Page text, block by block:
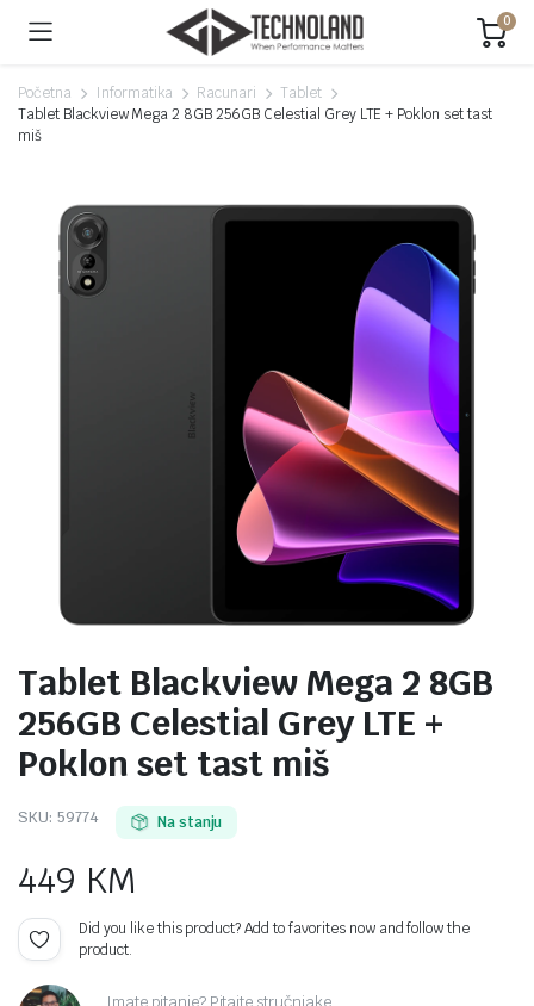
0
Početna Informatika Racunari
Tablet
Tablet Blackview Mega 2 8GB 256GB Celestial Grey LTE + Poklon set tast
miš
Tablet Blackview Mega 2 8GB
256GB Celestial Grey LTE +
Poklon set tast miš
SKU: 59774 Na stanju
449 KM
Did you like this product? Add to favorites now and follow the
product.
Imate pitanje? Pitajte stručnjake